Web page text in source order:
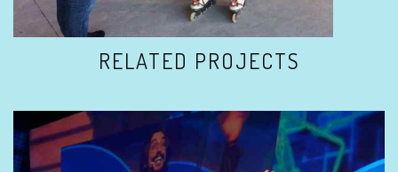
RELATED PROJECTS